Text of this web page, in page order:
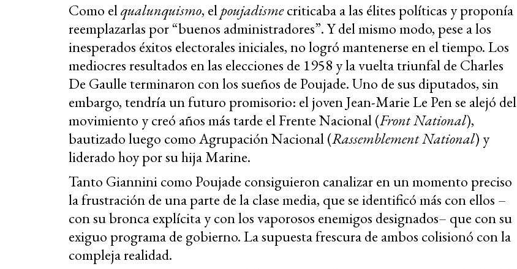
Como elqualunquismo, elpoujadismecriticaba a las élites políticas y proponía
reemplazarlas por “buenos administradores”. Y del mismo modo, pese a los
inesperados éxitos electorales iniciales, no logró mantenerse en el tiempo. Los
mediocres resultados en las elecciones de 1958 y la vuelta triunfal de Charles
De Gaulle terminaron con los sueños de Poujade. Uno de sus diputados, sin
embargo, tendría un futuro promisorio: el joven Jean-Marie Le Pen se alejó del
movimiento y creó años más tarde el Frente Nacional (Front National),
bautizado luego como Agrupación Nacional (Rassemblement National) y
liderado hoy por su hija Marine.
Tanto Giannini como Poujade consiguieron canalizar en un momento preciso
la frustración de una parte de la clase media, que se identificó más con ellos –
con su bronca explícita y con los vaporosos enemigos designados– que con su
exiguo programa de gobierno. La supuesta frescura de ambos colisionó con la
compleja realidad.